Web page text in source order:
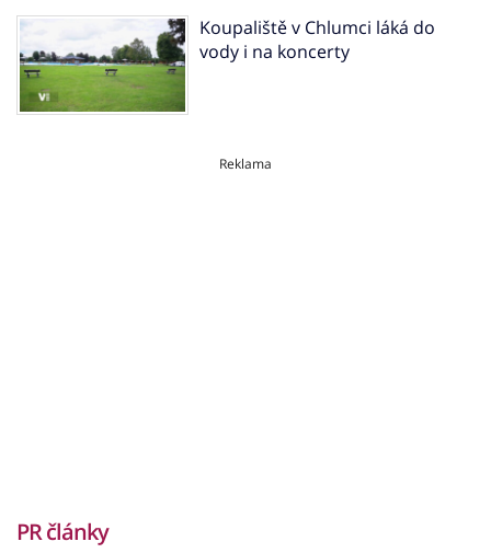
Koupaliště v Chlumci láká do
vody i na koncerty
Reklama
PR články